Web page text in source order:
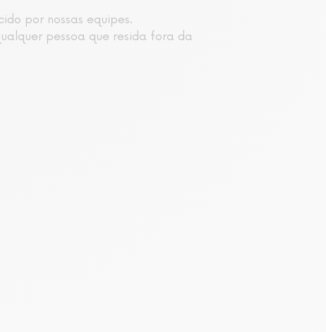
por nossas equipes.
pessoa que resida fora da